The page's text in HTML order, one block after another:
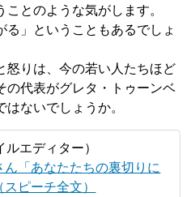
とのような気がします。
る」ということもあるでしょ
怒りは、今の若い人たちほど
の代表がグレタ・トゥーンベ
ないでしょうか。
エディター）
「あなたたちの裏切りに
ピーチ全文）